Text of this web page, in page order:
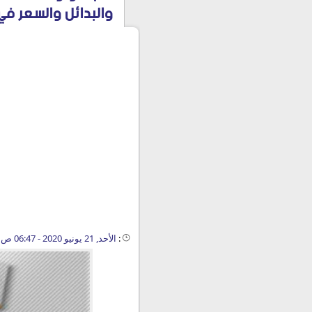
والبدائل والسعر في
: الأحد, 21 يونيو 2020 - 06:47 ص